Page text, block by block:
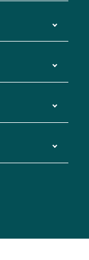
ステム
院直通バ
際空港